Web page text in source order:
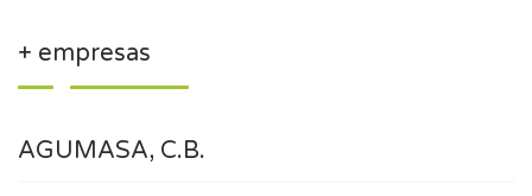
+ empresas
AGUMASA, C.B.